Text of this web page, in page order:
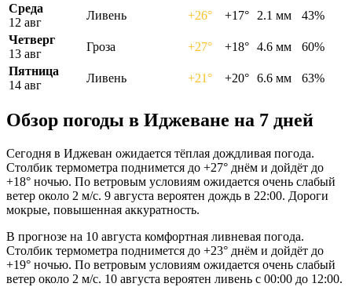
Среда
12 авг
Ливень +26° +17° 2.1 мм
43%
Четверг
13 авг
Гроза +27° +18° 4.6 мм
60%
Пятница
14 авг
Ливень +21° +20° 6.6 мм 63%
Обзор погоды в Иджеване на 7 дней
Сегодня в Иджеван ожидается тёплая дождливая погода.
Столбик термометра поднимется до +27° днём и дойдёт до
+18° ночью. По ветровым условиям ожидается очень слабый
ветер около 2 м/с. 9 августа вероятен дождь в 22:00. Дороги
мокрые, повышенная аккуратность.
В прогнозе на 10 августа комфортная ливневая погода.
Столбик термометра поднимется до +23° днём и дойдёт до
+19° ночью. По ветровым условиям ожидается очень слабый
ветер около 2 м/с. 10 августа вероятен ливень с 00:00 до 12:00.